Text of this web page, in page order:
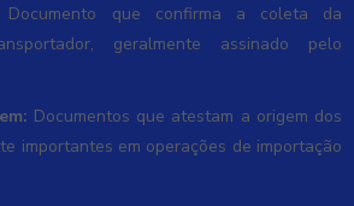
Documento que confirma a coleta da
geralmente assinado pelo
Documentos que atestam a origem dos
importantes em operações de importação